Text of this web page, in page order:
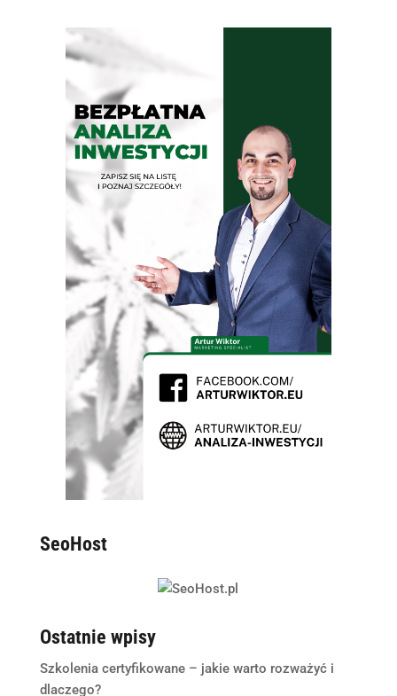
SeoHost
Ostatnie wpisy
Szkolenia certyfikowane – jakie warto rozważyć i
dlaczego?